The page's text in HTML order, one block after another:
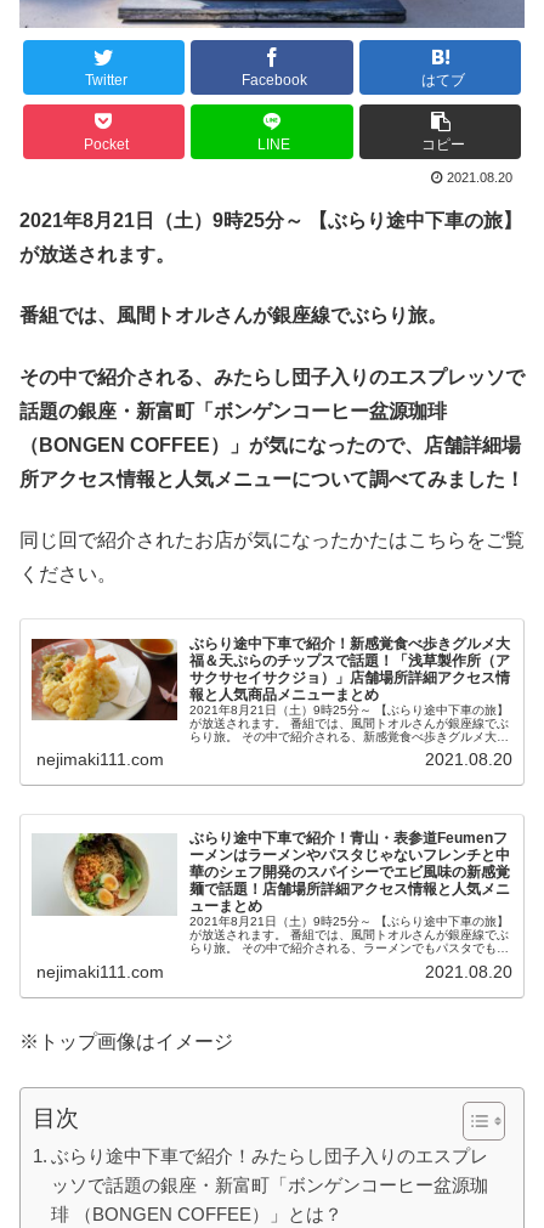
Twitter Facebook はてブ
Pocket LINE コピー
2021.08.20
2021年8月21 日（土）9時25分～ 【ぶらり途中下車の旅】
が放送されます。
番組では、風間トオルさんが銀座線でぶらり旅。
その中で紹介される、 みたらし団子入りのエスプレッソで
話題の銀座・新富町「ボンゲンコーヒー盆源珈琲
（ BONGEN COFFEE）」 が気になったので、店舗詳細場
所アクセス情報と人気メニューについて調べてみました！
同じ回で紹介されたお店が気になったかたはこちらをご覧
ください。
ぶらり途中下車で紹介！新感覚食べ歩きグルメ大
福＆天ぷらのチップスで話題！「浅草製作所（ア
サクサセイサクジョ）」店舗場所詳細アクセス情
報と人気商品メニューまとめ
2021年8月21日（土）9時25分～ 【ぶらり途中下車の旅】
が放送されます。 番組では、風間トオルさんが銀座線でぶ
らり旅。 その中で紹介される、新感覚食べ歩きグルメ大福
nejimaki111.com 2021.08.20
ぶらり途中下車で紹介！青山・表参道Feumenフ
ーメンはラーメンやパスタじゃないフレンチと中
華のシェフ開発のスパイシーでエビ風味の新感覚
麺で話題！店舗場所詳細アクセス情報と人気メニ
ューまとめ
2021年8月21日（土）9時25分～ 【ぶらり途中下車の旅】
が放送されます。 番組では、風間トオルさんが銀座線でぶ
らり旅。 その中で紹介される、ラーメンでもパスタでもな
nejimaki111.com 2021.08.20
※トップ画像はイメージ
目次
ぶらり途中下車で紹介！みたらし団子入りのエスプレ
ッソで話題の銀座・新富町「ボンゲンコーヒー盆源珈
琲 （BONGEN COFFEE）」とは？